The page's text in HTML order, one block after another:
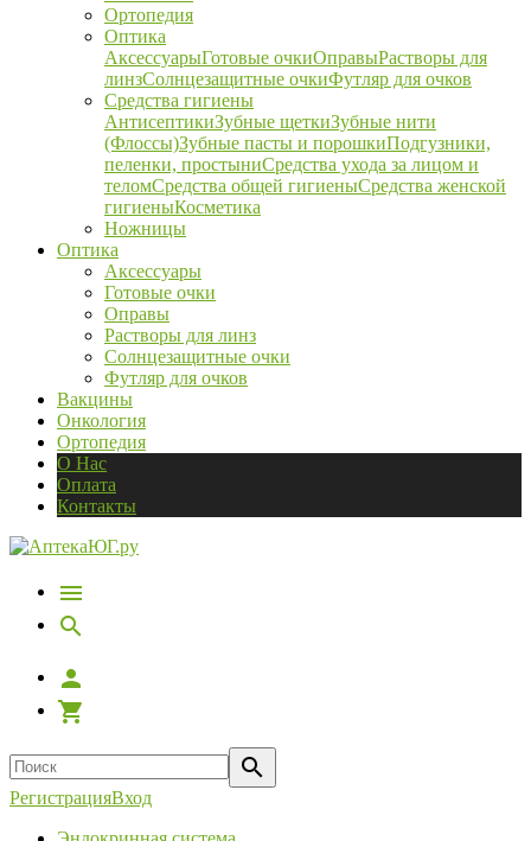
Ортопедия
Оптика
АксессуарыГотовые очкиОправыРастворы для
линзСолнцезащитные очкиФутляр для очков
Средства гигиены
АнтисептикиЗубные щеткиЗубные нити
(Флоссы)Зубные пасты и порошкиПодгузники,
пеленки, простыниСредства ухода за лицом и
теломСредства общей гигиеныСредства женской
гигиеныКосметика
Ножницы
Оптика
Аксессуары
Готовые очки
Оправы
Растворы для линз
Солнцезащитные очки
Футляр для очков
Вакцины
Онкология
Ортопедия
О Нас
Оплата
Контакты
РегистрацияВход